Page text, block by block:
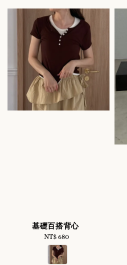
基礎百搭背心
Regular
price
NT$ 680